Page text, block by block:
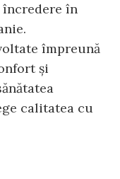
în
împreună
și
calitatea cu